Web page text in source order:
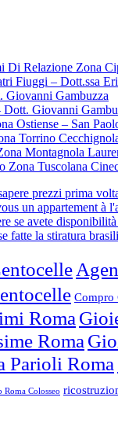
Di Relazione Zona
Fiuggi – Dott.ssa
Giovanni Gambuzza
Giovanni
Ostiense – San
Torrino
Montagnola
Tuscolana
prezzi prima
un appartement à
se avete
fatte la stiratura
Compro
Roma
Roma
Parioli Roma
Roma Colosseo